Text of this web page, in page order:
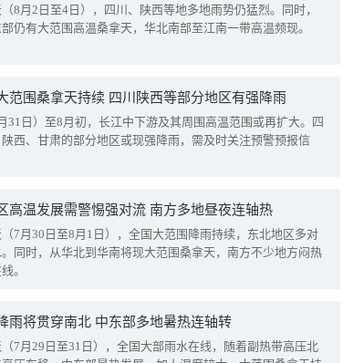
8月2日至4日），四川、陕西等地多地雨势仍猛烈。同时，
仍有大范围高温桑拿天，华北南部至江南一带高温频现。
范围桑拿天持续 四川陕西等部分地区有强降雨
31日）至8月初，长江中下游及其周围高温范围或再扩大。四
西、甘肃的部分地区或现强降雨，需及时关注预警预报信
高温发展需警惕强对流 南方多地昼夜连轴热
7月30日至8月1日），全国大范围降雨持续，东北地区多对
同时，从华北到华南将现大范围桑拿天，南方不少地方闷热
。
雨将贯穿南北 中东部多地暑热连轴转
7月29日至31日），全国大部雨水在线，随着副热带高压北